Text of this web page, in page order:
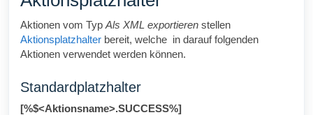
Aktionen vom Typ Als XML exportieren stellen
Aktionsplatzhalter bereit, welche in darauf folgenden
Aktionen verwendet werden können.
Standardplatzhalter
[%$<Aktionsname>.SUCCESS%]